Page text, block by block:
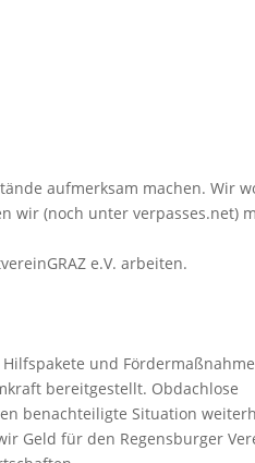
aufmerksam machen. Wir
wir (noch unter verpasses.net)
e.V. arbeiten.
und
bereitgestellt. Obdachlose
benachteiligte Situation
Geld für den Regensburger